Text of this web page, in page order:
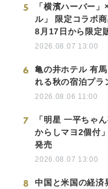
5
「横濱ハーバー
ル」 限定コラボ
8月17日から限定
2026.08.07 13:00
6
亀の井ホテル 有
れる秋の宿泊プラ
2026.08.06 11:00
7
「明星 一平ちゃ
からしマヨ2個付
発売
2026.08.07 13:00
8
中国と米国の経済